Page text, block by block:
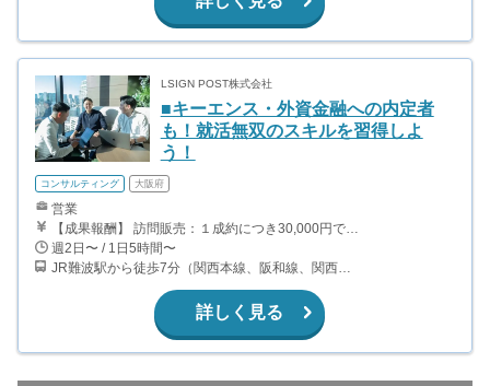
LSIGN POST株式会社
■キーエンス・外資金融への内定者
も！就活無双のスキルを習得しよ
う！
コンサルティング 大阪府
営業
【成果報酬】 訪問販売：１成約につき30,000円です。 例えば、光インターネットの成約であれば、平均的に2.5日で1件の契約が見込めます。（12,000円/1日6時間稼働） ＜月収例＞月に100万以上稼ぐ方もいます！ ・月5件成約：150,000円 ・月15件成約：450,000円 ・月30成約：900,000円➕マネジメントインセンティブ300,000円 合計1,200,000円 時給換算で2,000円程度が、平均的なインターン生の報酬となっています。
週2日〜 / 1日5時間〜
JR難波駅から徒歩7分（関西本線、阪和線、関西空港線） 大阪難波駅から徒歩13分（近鉄奈良線、阪神なんば線） 桜川駅から徒歩4分（大阪メトロ千日前線、阪神なんば線）
詳しく見る